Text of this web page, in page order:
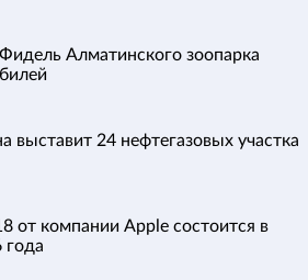
Алматинского зоопарка
выставит 24 нефтегазовых участка
от компании Apple состоится в
года